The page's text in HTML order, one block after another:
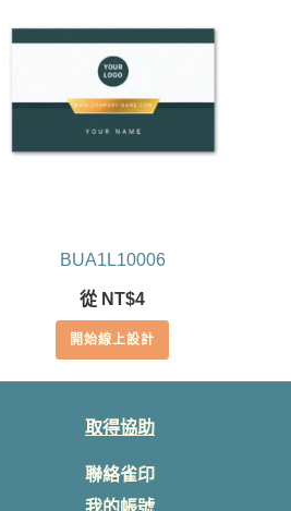
BUA1L10006
從 NT$4
開始線上設計
取得協助
聯絡雀印